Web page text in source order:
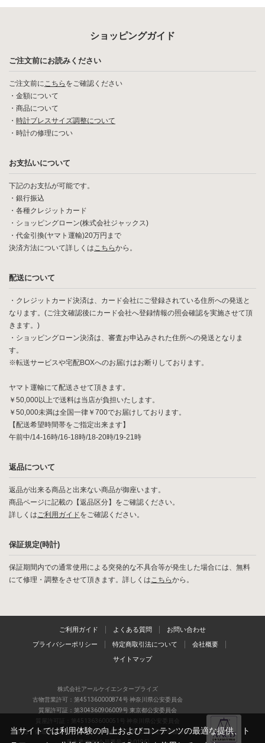
ショッピングガイド
ご注文前にお読みください
ご注文前にこちら をご確認ください
・ 金額について
・ 商品について
・ 時計ブレスサイズ調整について
・ 時計の修理につい
お支払いについて
下記のお支払が可能です。
・銀行振込
・各種クレジットカード
・ショッピングローン(株式会社ジャックス)
・代金引換(ヤマト運輸)20万円まで
決済方法について詳しくはこちらから。
配送について
・クレジットカード決済は、カード会社にご登録されている住所への発送と
なります。(ご注文確認後にカード会社へ登録情報の照会確認を実施させて頂
きます。)
・ショッピングローン決済は、審査お申込みされた住所への発送となりま
す。
※転送サービスや宅配BOXへのお届けはお断りしております。
ヤマト運輸にて配送させて頂きます。
￥50,000以上で送料は当店が負担いたします。
￥50,000未満は全国一律￥700でお届けしております。
【配送希望時間帯をご指定出来ます】
午前中/14-16時/16-18時/18-20時/19-21時
返品について
返品が出来る商品と出来ない商品が御座います。
商品ページに記載の【返品区分】をご確認ください。
詳しくはご利用ガイドをご確認ください。
保証規定(時計)
保証期間内での通常使用による突発的な不具合等が発生した場合には、無料
にて修理・調整をさせて頂きます。詳しくはこちらから。
ご利用ガイド よくある質問 お問い合わせ
プライバシーポリシー 特定商取引法について 会社概要
サイトマップ
株式会社アールケイエンタープライズ
古物営業許可：第451360000874号 神奈川県公安委員会
質屋許可証：第304360906009号 東京都公安委員会
質屋許可証：第451363600051号 神奈川県公安委員会
当店は、偽造品の流通防止を目指すAACD(日本流通自主管理協会)の正会
当サイトでは利用体験の向上およびコンテンツの最適な提供、ト